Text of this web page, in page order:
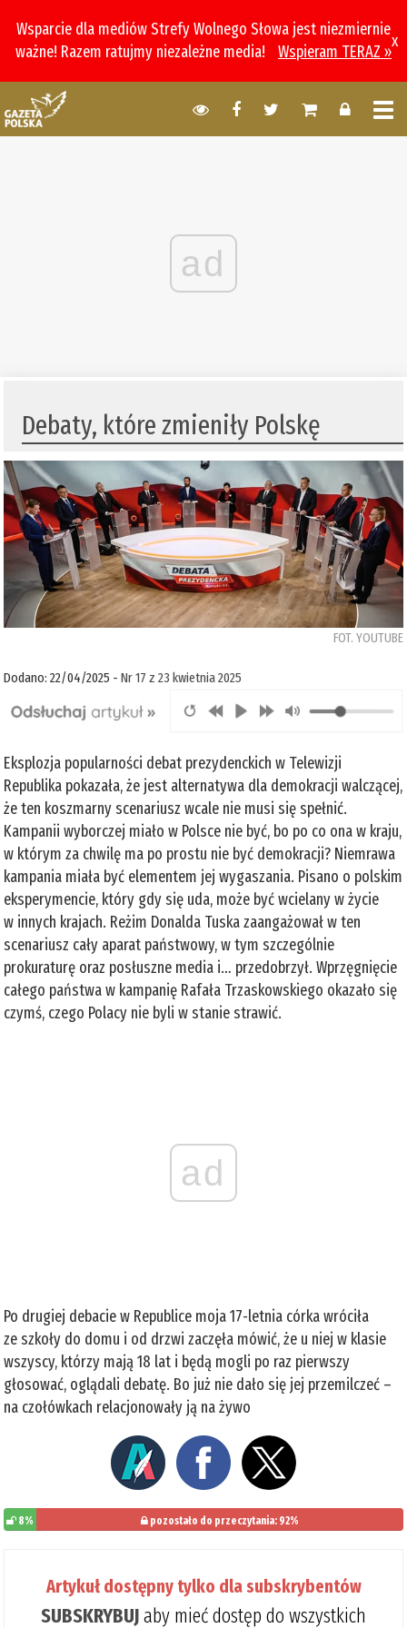
Wsparcie dla mediów Strefy Wolnego Słowa jest niezmiernie
ważne! Razem ratujmy niezależne media!
Wspieram TERAZ »
x
ad
Debaty, które zmieniły Polskę
FOT. YOUTUBE
Dodano: 22/04/2025 -Nr 17 z 23 kwietnia 2025
Eksplozja popularności debat prezydenckich w Telewizji
Republika pokazała, że jest alternatywa dla demokracji walczącej,
że ten koszmarny scenariusz wcale nie musi się spełnić.
Kampanii wyborczej miało w Polsce nie być, bo po co ona w kraju,
w którym za chwilę ma po prostu nie być demokracji? Niemrawa
kampania miała być elementem jej wygaszania. Pisano o polskim
eksperymencie, który gdy się uda, może być wcielany w życie
w innych krajach. Reżim Donalda Tuska zaangażował w ten
scenariusz cały aparat państwowy, w tym szczególnie
prokuraturę oraz posłuszne media i… przedobrzył. Wprzęgnięcie
całego państwa w kampanię Rafała Trzaskowskiego okazało się
czymś, czego Polacy nie byli w stanie strawić.
ad
Po drugiej debacie w Republice moja 17-letnia córka wróciła
ze szkoły do domu i od drzwi zaczęła mówić, że u niej w klasie
wszyscy, którzy mają 18 lat i będą mogli po raz pierwszy
głosować, oglądali debatę. Bo już nie dało się jej przemilczeć –
na czołówkach relacjonowały ją na żywo
8% pozostało do przeczytania: 92%
Artykuł dostępny tylko dla subskrybentów
SUBSKRYBUJaby mieć dostęp do wszystkich